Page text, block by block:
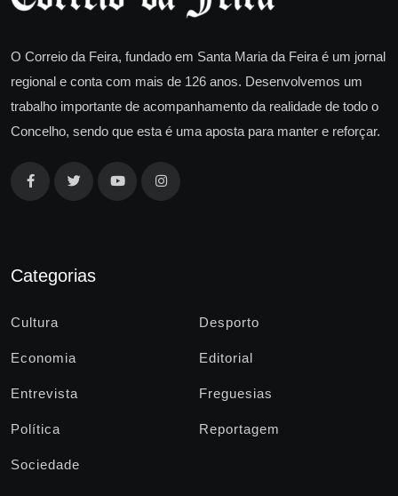
O Correio da Feira, fundado em Santa Maria da Feira é um jornal
regional e conta com mais de 126 anos. Desenvolvemos um
trabalho importante de acompanhamento da realidade de todo o
Concelho, sendo que esta é uma aposta para manter e reforçar.
Categorias
Cultura Desporto
Economia Editorial
Entrevista Freguesias
Política Reportagem
Sociedade